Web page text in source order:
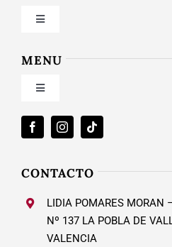
Toggle
Condiciones de uso
Condiciones de contratación
Envío y plazos entrega
MENU
Toggle
Inicio
Nosotros
Calzado Mujer
CONTACTO
LIDIA POMARES MORAN
Nº 137 LA POBLA DE
VALENCIA